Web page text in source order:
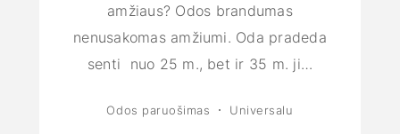
amžiaus? Odos brandumas
nenusakomas amžiumi. Oda pradeda
senti nuo 25 m., bet ir 35 m. ji…
Odos paruošimas Universalu